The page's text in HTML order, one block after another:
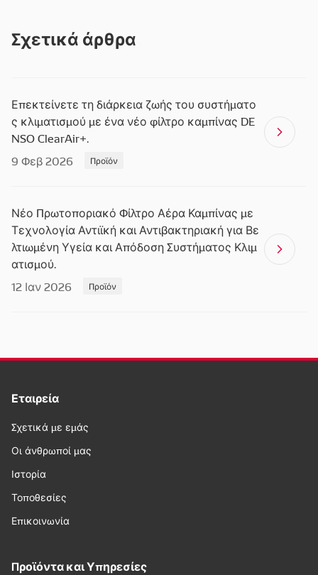
Σχετικά άρθρα
Επεκτείνετε τη διάρκεια ζωής του συστήματο
ς κλιματισμού με ένα νέο φίλτρο καμπίνας DE
NSO ClearAir+.
9 Φεβ 2026
Προϊόν
Νέο Πρωτοποριακό Φίλτρο Αέρα Καμπίνας με
Τεχνολογία Αντιϊκή και Αντιβακτηριακή για Βε
λτιωμένη Υγεία και Απόδοση Συστήματος Κλιμ
ατισμού.
12 Ιαν 2026
Προϊόν
Εταιρεία
Σχετικά με εμάς
Οι άνθρωποί μας
Ιστορία
Τοποθεσίες
Επικοινωνία
Προϊόντα και Υπηρεσίες